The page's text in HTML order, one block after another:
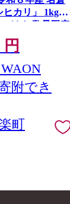
ヒカリ」 1kg
はん 数量限定
ひかり コシヒ
ンド米 -262
円
附でき
町